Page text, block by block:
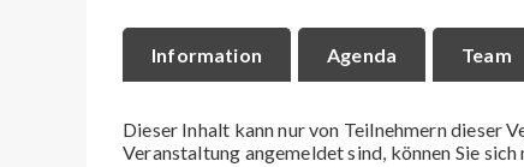
Information Agenda Team
Dieser Inhalt kann nur von Teilnehmern dieser
Veranstaltung angemeldet sind, können Sie